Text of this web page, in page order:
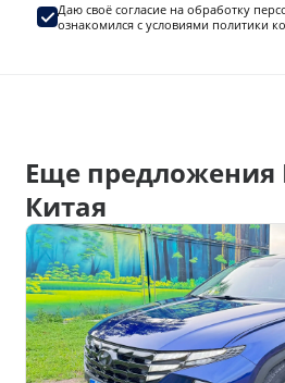
Даю своё согласие на обработку
ознакомился с условиями политики
Еще предложения
Китая